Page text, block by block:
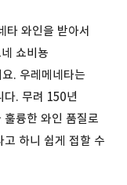
타 와인을 받아서
쇼비뇽
. 우레메네타는
다. 무려 150년
륭한 와인 품질로
하니 쉽게 접할 수